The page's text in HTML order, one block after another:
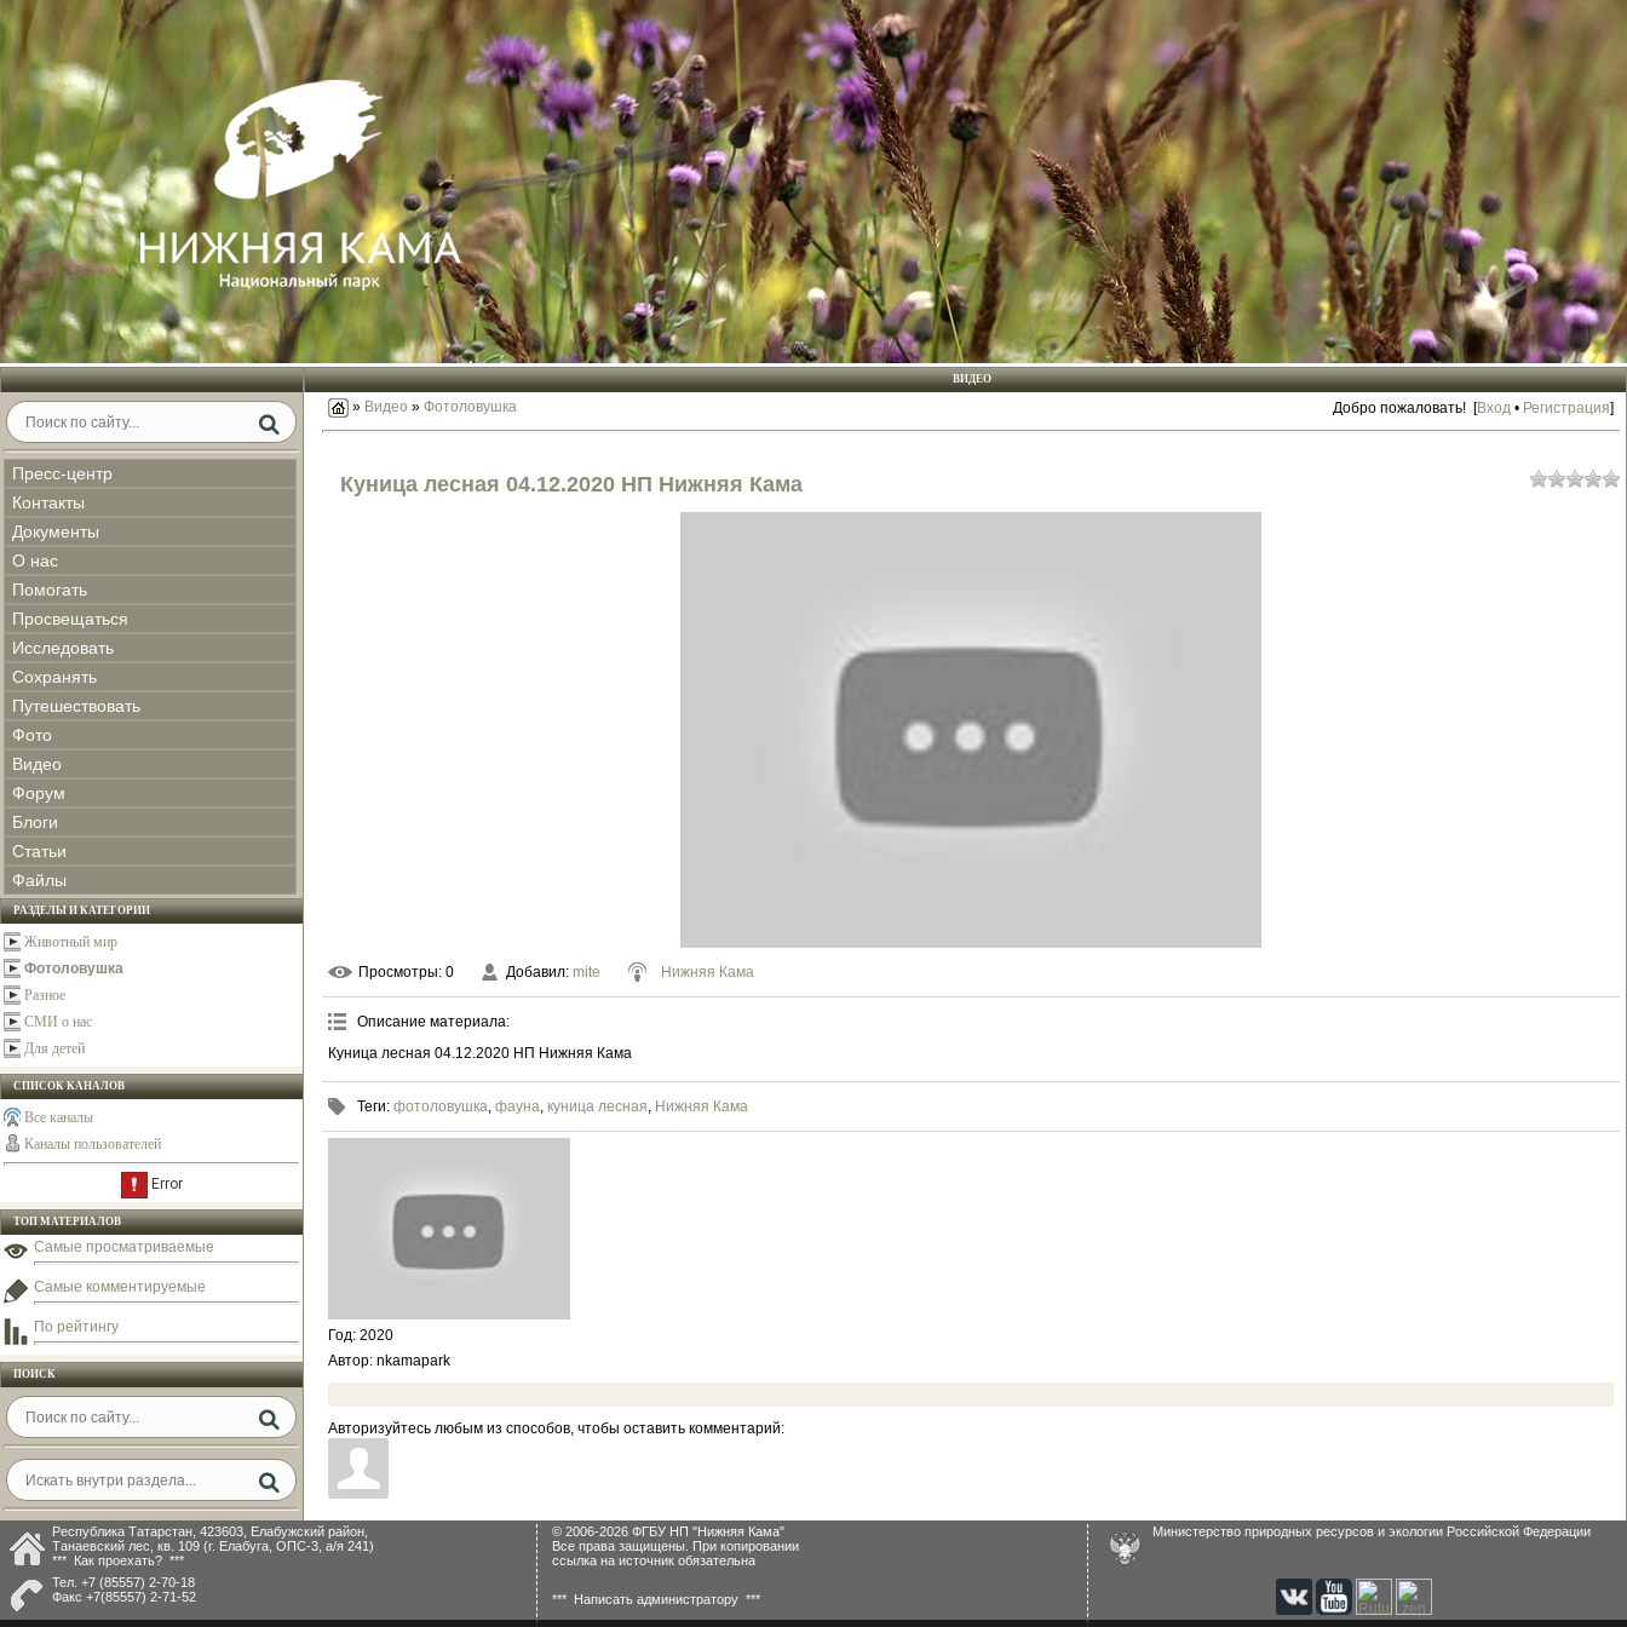
Пресс-центр
Контакты
Документы
О нас
Помогать
Просвещаться
Исследовать
Сохранять
Путешествовать
Фото
Видео
Форум
Блоги
Статьи
Файлы
РАЗДЕЛЫ И КАТЕГОРИИ
Животный мир
Фотоловушка
Разное
СМИ о нас
Для детей
СПИСОК КАНАЛОВ
Все каналы
Каналы пользователей
ТОП МАТЕРИАЛОВ
Самые просматриваемые
Самые комментируемые
По рейтингу
ПОИСК
ВИДЕО
» Видео » Фотоловушка Добро пожаловать! [Вход • Регистрация]
Куница лесная 04.12.2020 НП Нижняя Кама
Просмотры: 0 Добавил: mite Нижняя Кама
Описание материала:
Куница лесная 04.12.2020 НП Нижняя Кама
Теги: фотоловушка, фауна, куница лесная, Нижняя Кама
Год: 2020
Автор: nkamapark
Авторизуйтесь любым из способов, чтобы оставить комментарий:
Республика Татарстан, 423603, Елабужский район,
Танаевский лес, кв. 109 (г. Елабуга, ОПС-3, а/я 241)
*** Как проехать? ***
© 2006-2026 ФГБУ НП "Нижняя Кама"
Все права защищены. При копировании
ссылка на источник обязательна
Министерство природных ресурсов и экологии Российской Федерации
Тел. +7 (85557) 2-70-18
Факс +7(85557) 2-71-52 *** Написать администратору ***